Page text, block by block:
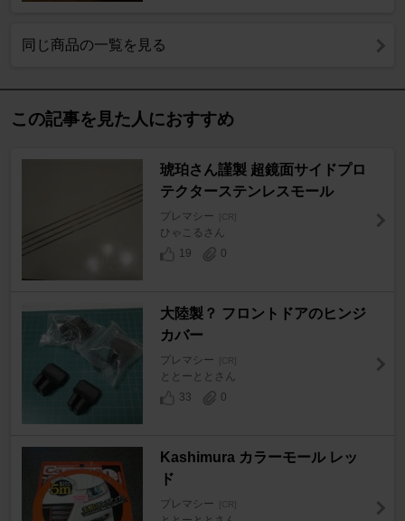
同じ商品の一覧を見る
この記事を見た人におすすめ
琥珀さん謹製 超鏡面サイドプロ
テクターステンレスモール
プレマシー [CR]
ひゃこるさん
19
0
大陸製？ フロントドアのヒンジ
カバー
プレマシー [CR]
ととーととさん
33
0
Kashimura カラーモール レッ
ド
プレマシー [CR]